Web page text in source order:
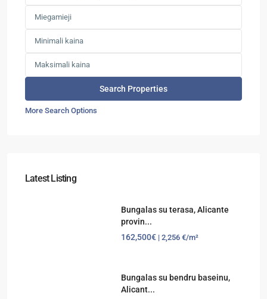
More Search Options
Latest Listing
Bungalas su terasa, Alicante
provin...
162,500€ | 2,256 €/m²
Bungalas su bendru baseinu,
Alicant...